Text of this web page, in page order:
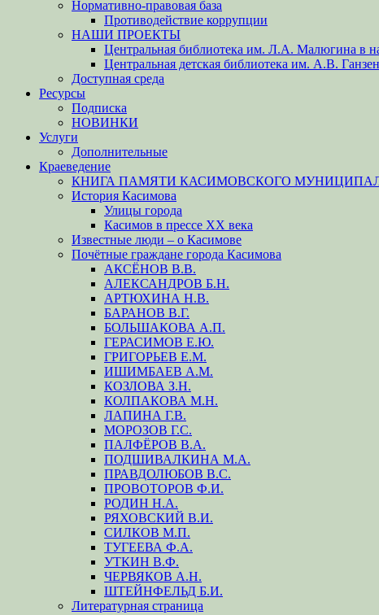
Нормативно-правовая база
Противодействие коррупции
НАШИ ПРОЕКТЫ
Центральная библиотека им. Л.А. Малюгина в
Центральная детская библиотека им. А.В.
Доступная среда
Ресурсы
Подписка
НОВИНКИ
Услуги
Дополнительные
Краеведение
КНИГА ПАМЯТИ КАСИМОВСКОГО
История Касимова
Улицы города
Касимов в прессе XX века
Известные люди – о Касимове
Почётные граждане города Касимова
АКСЁНОВ В.В.
АЛЕКСАНДРОВ Б.Н.
АРТЮХИНА Н.В.
БАРАНОВ В.Г.
БОЛЬШАКОВА А.П.
ГЕРАСИМОВ Е.Ю.
ГРИГОРЬЕВ Е.М.
ИШИМБАЕВ А.М.
КОЗЛОВА З.Н.
КОЛПАКОВА М.Н.
ЛАПИНА Г.В.
МОРОЗОВ Г.С.
ПАЛФЁРОВ В.А.
ПОДШИВАЛКИНА М.А.
ПРАВДОЛЮБОВ В.С.
ПРОВОТОРОВ Ф.И.
РОДИН Н.А.
РЯХОВСКИЙ В.И.
СИЛКОВ М.П.
ТУГЕЕВА Ф.А.
УТКИН В.Ф.
ЧЕРВЯКОВ А.Н.
ШТЕЙНФЕЛЬД Б.И.
Литературная страница